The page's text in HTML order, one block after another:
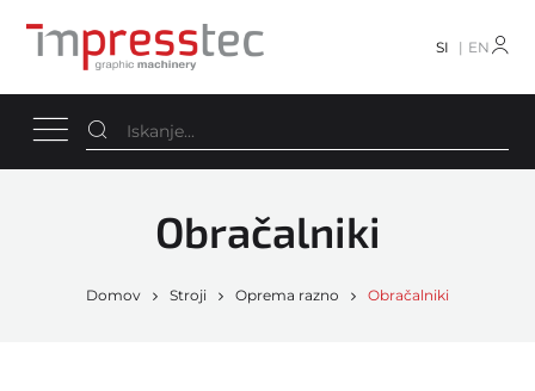
SI EN
Obračalniki
Domov Stroji Oprema razno Obračalniki